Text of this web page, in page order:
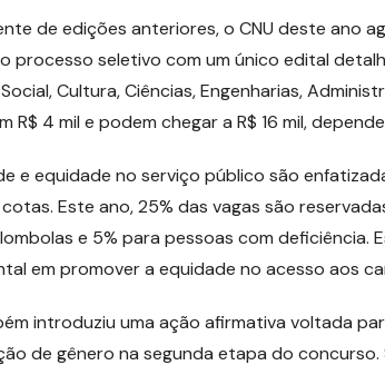
de edições anteriores, o CNU deste ano
processo seletivo com um único edital
Cultura, Ciências, Engenharias,
R$ 4 mil e podem chegar a R$ 16 mil,
e equidade no serviço público são
Este ano, 25% das vagas são
e 5% para pessoas com deficiência.
em promover a equidade no acesso aos
introduziu uma ação afirmativa voltada
de gênero na segunda etapa do